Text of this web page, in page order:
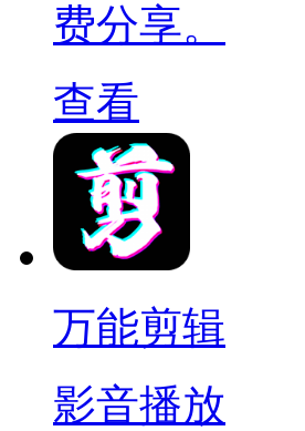
费分享。
查看
万能剪辑
影音播放